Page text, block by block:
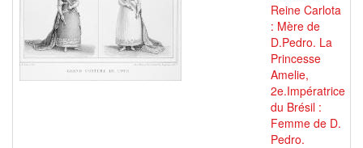
Reine Carlota
: Mère de
D.Pedro. La
Princesse
Amelie,
2e.Impératrice
du Brésil :
Femme de D.
Pedro.